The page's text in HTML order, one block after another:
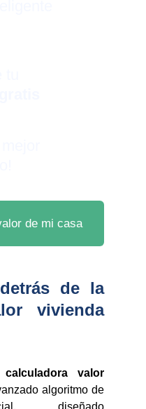
de mi casa
de la
vivienda
calculadora valor
algoritmo de
diseñado